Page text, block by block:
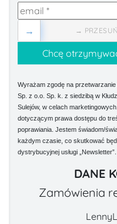
→
→
Wyrażam zgodę na
Sp. z o.o. Sp. k. z siedzibą w
Sulejów, w celach
dotyczącym prawa dostępu do
poprawiania. Jestem świadom/
każdym czasie, co skutkować
dystrybucyjnej usługi „Newsletter”.
DANE
Zamówienia